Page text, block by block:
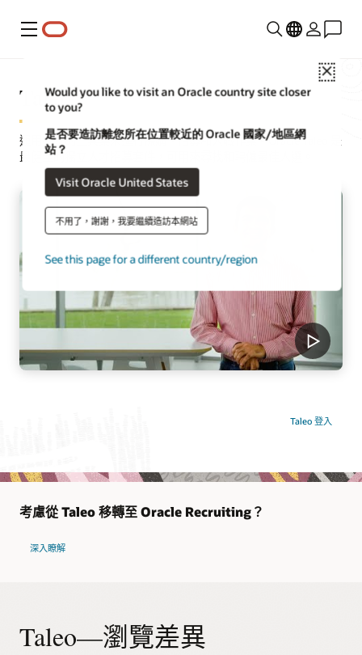
功能表
Close
Would you like to visit an Oracle country site closer
to you?
是否要造訪離您所在位置較近的 Oracle 國家/地區網
站？
Visit Oracle United States
不用了，謝謝，我要繼續造訪本網站
See this page for a different country/region
Taleo 登入
Taleo
運用完整的工具集來進行採購、招募和入職作業。Oracle Taleo 是
最健全的獨立人才招募套件，可用來尋找和聘僱最佳人選。
考慮從 Taleo 移轉至 Oracle Recruiting？
深入瞭解
Taleo—瀏覽差異